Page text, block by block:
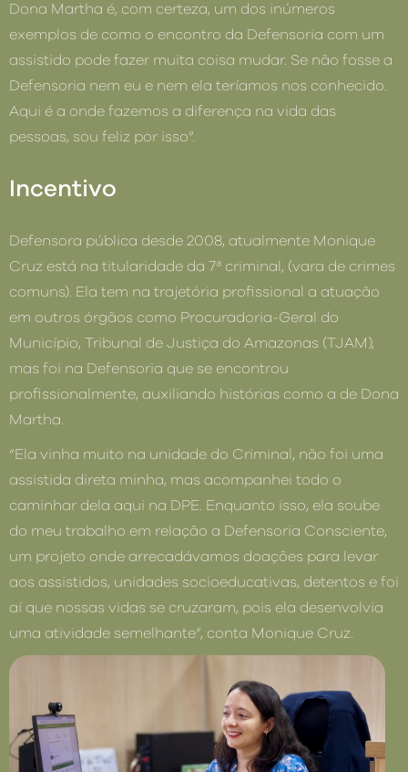
Dona Martha é, com certeza, um dos inúmeros
exemplos de como o encontro da Defensoria com um
assistido pode fazer muita coisa mudar. Se não fosse a
Defensoria nem eu e nem ela teríamos nos conhecido.
Aqui é a onde fazemos a diferença na vida das
pessoas, sou feliz por isso”.
Incentivo
Defensora pública desde 2008, atualmente Monique
Cruz está na titularidade da 7ª criminal, (vara de crimes
comuns). Ela tem na trajetória profissional a atuação
em outros órgãos como Procuradoria-Geral do
Município, Tribunal de Justiça do Amazonas (TJAM),
mas foi na Defensoria que se encontrou
profissionalmente, auxiliando histórias como a de Dona
Martha.
“Ela vinha muito na unidade do Criminal, não foi uma
assistida direta minha, mas acompanhei todo o
caminhar dela aqui na DPE. Enquanto isso, ela soube
do meu trabalho em relação a Defensoria Consciente,
um projeto onde arrecadávamos doações para levar
aos assistidos, unidades socioeducativas, detentos e foi
aí que nossas vidas se cruzaram, pois ela desenvolvia
uma atividade semelhante”, conta Monique Cruz.